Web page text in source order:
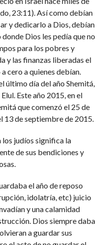
23:11). Así como debían
y dedicarlo a Dios, debían
Dios les pedía que no
para los pobres y
y las finanzas liberadas el
cero a quienes debían.
último día del año Shemitá,
Este año 2015, en el
que comenzó el 25 de
13 de septiembre de 2015.
los judíos significa la
de sus bendiciones y
el año de reposo
idolatría, etc) juicio
y una calamidad
Dios siempre daba
a guardar sus